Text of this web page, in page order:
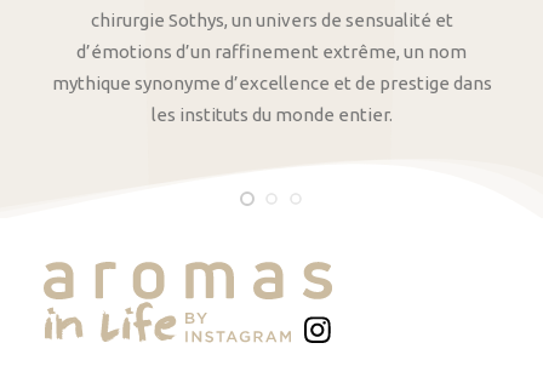
chirurgie Sothys, un univers de sensualité et
d’émotions d’un raffinement extrême, un nom
mythique synonyme d’excellence et de prestige dans
les instituts du monde entier.